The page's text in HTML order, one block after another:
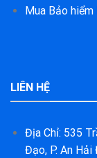
Mua Bảo hiểm
LIÊN HỆ
Địa Chỉ: 535
Đạo, P. An Hải